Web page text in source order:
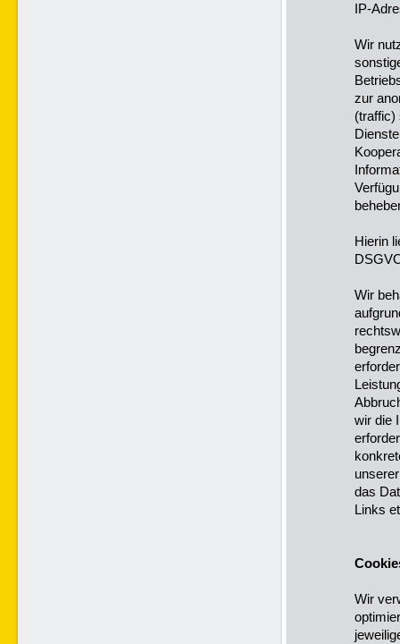
IP-
Wir
zur
(traffic)
Hierin
Wir
wir die
das
Links
Wir